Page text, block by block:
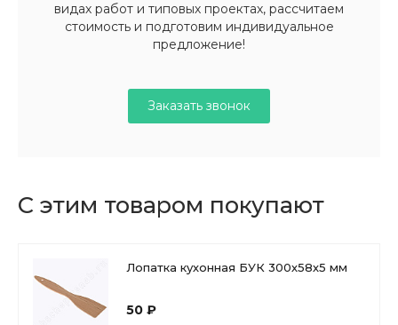
видах работ и типовых проектах, рассчитаем
стоимость и подготовим индивидуальное
предложение!
Заказать звонок
С этим товаром покупают
Лопатка кухонная БУК 300х58х5 мм
50 ₽